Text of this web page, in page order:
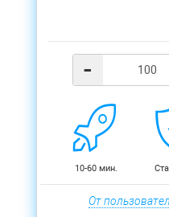
-
10-60 мин.
От